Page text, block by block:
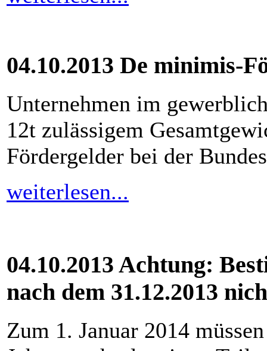
04.10.2013 De minimis-
Unternehmen im
12t zulässigem
Fördergelder bei der
weiterlesen...
04.10.2013 Achtung:
nach dem 31.12.2013
Zum 1. Januar 2014